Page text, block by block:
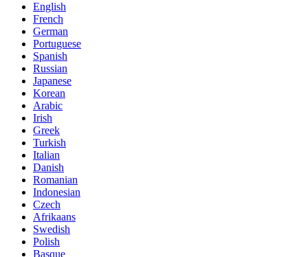
English
French
German
Portuguese
Spanish
Russian
Japanese
Korean
Arabic
Irish
Greek
Turkish
Italian
Danish
Romanian
Indonesian
Czech
Afrikaans
Swedish
Polish
Basque